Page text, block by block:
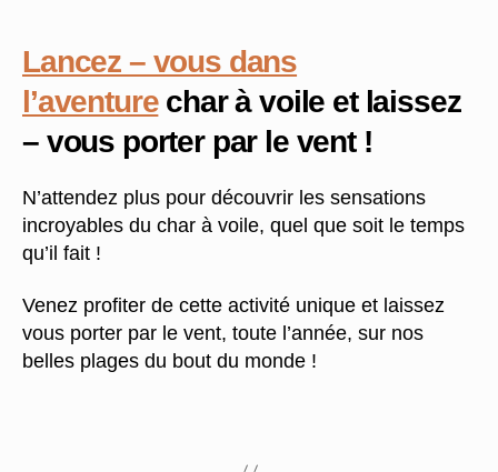
Lancez – vous dans
l’aventurechar à voile et laissez
– vous porter par le vent !
N’attendez plus pour découvrir les sensations
incroyables du char à voile, quel que soit le temps
qu’il fait !
Venez profiter de cette activité unique et laissez
vous porter par le vent, toute l’année, sur nos
belles plages du bout du monde !